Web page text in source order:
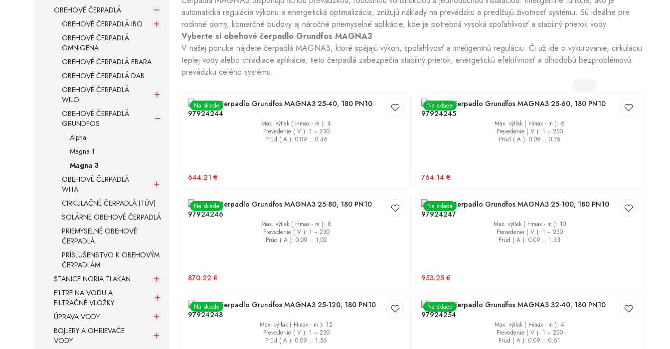
Armatúry a spojovací materiál Chladiace plášte Dezinfekcia studní
Záložné zdroje
OBEHOVÉ ČERPADLÁ
OBEHOVÉ ČERPADLÁ IBO
OBEHOVÉ ČERPADLÁ
OMNIGENA
OBEHOVÉ ČERPADLÁ EBARA
OBEHOVÉ ČERPADLÁ DAB
OBEHOVÉ ČERPADLÁ
WILO
OBEHOVÉ ČERPADLÁ
GRUNDFOS
Alpha
Magna 1
Magna 3
OBEHOVÉ ČERPADLÁ
WITA
CIRKULAČNÉ ČERPADLÁ (TÚV)
SOLÁRNE OBEHOVÉ ČERPADLÁ
PRIEMYSELNÉ OBEHOVÉ
ČERPADLÁ
PRÍSLUŠENSTVO K OBEHOVÝM
ČERPADLÁM
STANICE NORIA TLAKAN
FILTRE NA VODU A
FILTRAČNÉ VLOŽKY
ÚPRAVA VODY
BOJLERY A OHRIEVAČE
VODY
automatická regulácia výkonu a energetická optimalizácia, znižujú náklady na prevádzku a predlžujú životnosť systému. Sú ideálne pre
rodinné domy, komerčné budovy aj náročné priemyselné aplikácie, kde je potrebná vysoká spoľahlivosť a stabilný prietok vody.
Vyberte si obehové čerpadlo Grundfos MAGNA3
V našej ponuke nájdete čerpadlá MAGNA3, ktoré spájajú výkon, spoľahlivosť a inteligentnú reguláciu. Či už ide o vykurovanie, cirkuláciu
teplej vody alebo chladiace aplikácie, tieto čerpadlá zabezpečia stabilný prietok, energetickú efektívnosť a dlhodobú bezproblémovú
prevádzku celého systému.
Na sklade
Obehové čerpadlo Grundfos MAGNA3 25-40, 180 PN10
97924244
Max. výtlak ( Hmax - m ): 4
Prevedenie ( V ): 1 ~ 230
Prúd ( A ): 0.09 .. 0.46
644.21 €
Na sklade
Obehové čerpadlo Grundfos MAGNA3 25-60, 180 PN10
97924245
Max. výtlak ( Hmax - m ): 6
Prevedenie ( V ): 1 ~ 230
Prúd ( A ): 0.09 .. 0.75
764.14 €
Na sklade
Obehové čerpadlo Grundfos MAGNA3 25-80, 180 PN10
97924246
Max. výtlak ( Hmax - m ): 8
Prevedenie ( V ): 1 ~ 230
Prúd ( A ): 0.09 .. 1,02
870.22 €
Na sklade
Obehové čerpadlo Grundfos MAGNA3 25-100, 180 PN10
97924247
Max. výtlak ( Hmax - m ): 10
Prevedenie ( V ): 1 ~ 230
Prúd ( A ): 0.09 .. 1,33
953.25 €
Na sklade
Obehové čerpadlo Grundfos MAGNA3 25-120, 180 PN10
97924248
Max. výtlak ( Hmax - m ): 12
Prevedenie ( V ): 1 ~ 230
Prúd ( A ): 0.09 .. 1,56
Na sklade
Obehové čerpadlo Grundfos MAGNA3 32-40, 180 PN10
97924254
Max. výtlak ( Hmax - m ): 4
Prevedenie ( V ): 1 ~ 230
Prúd ( A ): 0.09 .. 0,61